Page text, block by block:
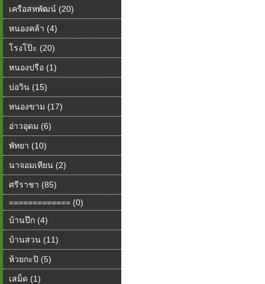
เครือสหพัฒน์ (20)
หนองคล้า (4)
โรงโป๊ะ (20)
หนองปรือ (1)
บ่อวิน (15)
หนองขาม (17)
อ่าวอุดม (6)
พัทยา (10)
นาจอมเทียน (2)
ศรีราชา (85)
============= (0)
บ้านปึก (4)
บ้านสวน (11)
ห้วยกะปิ (5)
เสม็ด (1)